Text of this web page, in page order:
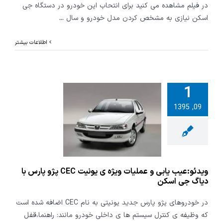
در فیلم مشاهده می کنید برای انتحاب این خودرو در دستگاه جی
اسکن نیازی به مشخص کردن مدل خودرو و سال ...
اطلاعات بیشتر
1
09, 1395
یابی و
CEC پژو پارس با
ویدئو:عیب یابی و عملیات ویژه ی یونیت CEC پژو پارس با
دیاگ جی اسکن
در خودروهای پژو پارس جدید یونیتی به نام CEC اضافه شده است
که وظیفه ی کنترل سیستم ها ی داخلی خودرو مانند: راهنما،قفل